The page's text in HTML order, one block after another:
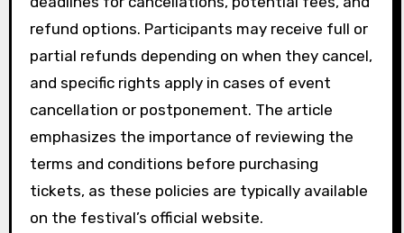
refund options. Participants may receive full or
partial refunds depending on when they cancel,
and specific rights apply in cases of event
cancellation or postponement. The article
emphasizes the importance of reviewing the
terms and conditions before purchasing
tickets, as these policies are typically available
on the festival’s official website.